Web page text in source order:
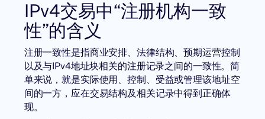
IPv4交易中“注册机构一致
性”的含义
注册一致性是指商业安排、法律结构、预期运营控制
以及与IPv4地址块相关的注册记录之间的一致性。简
单来说，就是实际使用、控制、受益或管理该地址空
间的一方，应在交易结构及相关记录中得到正确体
现。